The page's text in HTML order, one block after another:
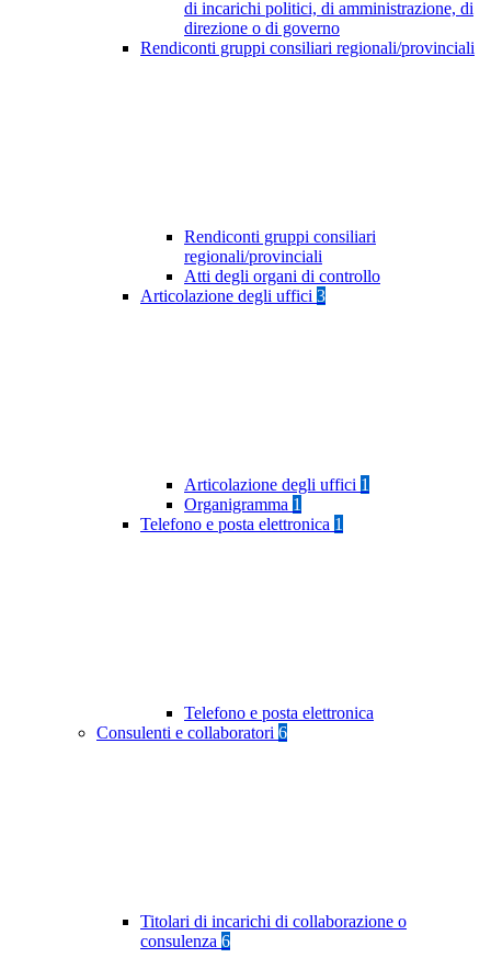
di incarichi politici, di amministrazione, di
direzione o di governo
Rendiconti gruppi consiliari regionali/provinciali
Rendiconti gruppi consiliari
regionali/provinciali
Atti degli organi di controllo
Articolazione degli uffici 3
Articolazione degli uffici 1
Organigramma 1
Telefono e posta elettronica 1
Telefono e posta elettronica
Consulenti e collaboratori 6
Titolari di incarichi di collaborazione o
consulenza 6